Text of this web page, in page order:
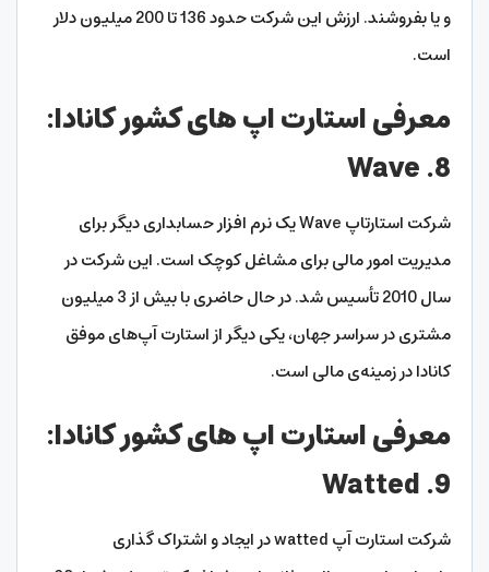
و یا بفروشند. ارزش این شرکت حدود 136 تا 200 میلیون دلار
است.
معرفی استارت اپ های کشور کانادا:
8. Wave
شرکت استارتاپ Wave یک نرم افزار حسابداری دیگر برای
مدیریت امور مالی برای مشاغل کوچک است. این شرکت در
سال 2010 تأسیس شد. در حال حاضری با بیش از 3 میلیون
مشتری در سراسر جهان، یکی دیگر از استارت آپ‌های موفق
کانادا در زمینه‌ی مالی است.
معرفی استارت اپ های کشور کانادا:
9. Watted
شرکت استارت آپ watted در ایجاد و اشتراک گذاری